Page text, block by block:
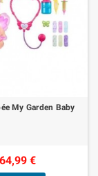
My Garden Baby
64,99 €